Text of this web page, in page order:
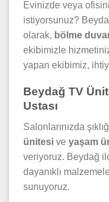
Evinizde veya
istiyorsunuz?
olarak, bölme
ekibimizle
yapan ekibimiz,
Beydağ TV
Ustası
Salonlarınızda
ünitesi ve yaşam
veriyoruz. Beydağ
dayanıklı
sunuyoruz.